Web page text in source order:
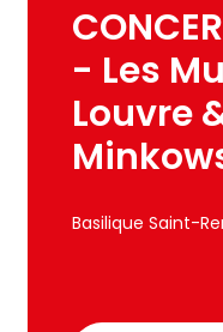
- Les
Louvre
Basilique Saint-